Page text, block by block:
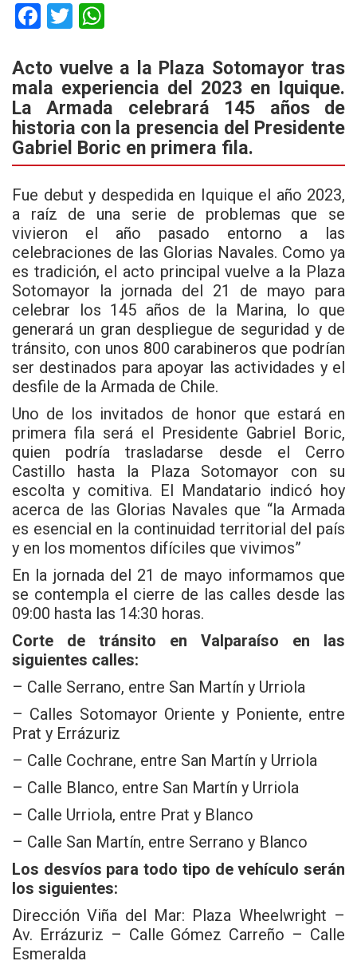
F
ce
b
o
o
k
T
tt
er
at
s
A
p
p
Acto vuelve a la Plaza Sotomayor tras
mala experiencia del 2023 en Iquique.
La Armada celebrará 145 años de
historia con la presencia del Presidente
Gabriel Boric en primera fila.
Fue debut y despedida en Iquique el año 2023,
a raíz de una serie de problemas que se
vivieron el año pasado entorno a las
celebraciones de las Glorias Navales. Como ya
es tradición, el acto principal vuelve a la Plaza
Sotomayor la jornada del 21 de mayo para
celebrar los 145 años de la Marina, lo que
generará un gran despliegue de seguridad y de
tránsito, con unos 800 carabineros que podrían
ser destinados para apoyar las actividades y el
desfile de la Armada de Chile.
Uno de los invitados de honor que estará en
primera fila será el Presidente Gabriel Boric,
quien podría trasladarse desde el Cerro
Castillo hasta la Plaza Sotomayor con su
escolta y comitiva. El Mandatario indicó hoy
acerca de las Glorias Navales que “la Armada
es esencial en la continuidad territorial del país
y en los momentos difíciles que vivimos”
En la jornada del 21 de mayo informamos que
se contempla el cierre de las calles desde las
09:00 hasta las 14:30 horas.
Corte de tránsito en Valparaíso en las
siguientes calles:
– Calle Serrano, entre San Martín y Urriola
– Calles Sotomayor Oriente y Poniente, entre
Prat y Errázuriz
– Calle Cochrane, entre San Martín y Urriola
– Calle Blanco, entre San Martín y Urriola
– Calle Urriola, entre Prat y Blanco
– Calle San Martín, entre Serrano y Blanco
Los desvíos para todo tipo de vehículo serán
los siguientes:
Dirección Viña del Mar: Plaza Wheelwright –
Av. Errázuriz – Calle Gómez Carreño – Calle
Esmeralda